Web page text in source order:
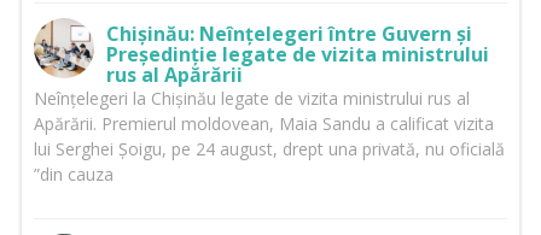
Chișinău: Neînțelegeri între Guvern și
Președinție legate de vizita ministrului
rus al Apărării
Neînțelegeri la Chișinău legate de vizita ministrului rus al
Apărării. Premierul moldovean, Maia Sandu a calificat vizita
lui Serghei Șoigu, pe 24 august, drept una privată, nu oficială
”din cauza